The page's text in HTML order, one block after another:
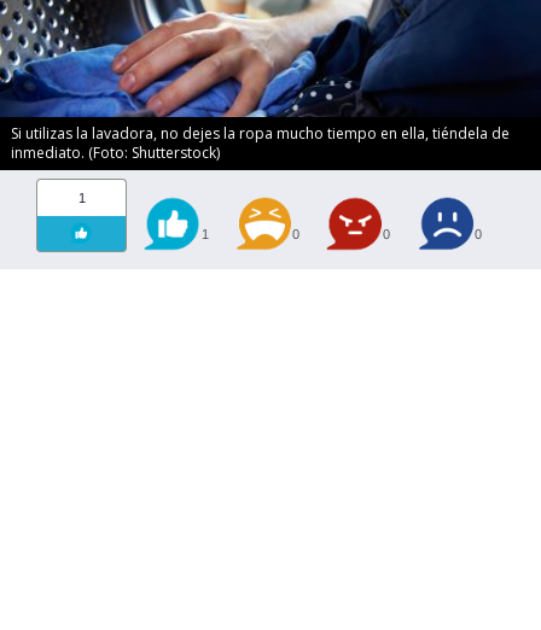
Si utilizas la lavadora, no dejes la ropa mucho tiempo en ella, tiéndela de
inmediato. (Foto: Shutterstock)
1
1 0 0 0